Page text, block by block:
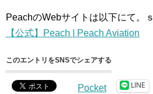
PeachのWebサイトは以下にて。ｓ
【公式】Peach | Peach Aviation
このエントリをSNSでシェアする
Pocket LINE